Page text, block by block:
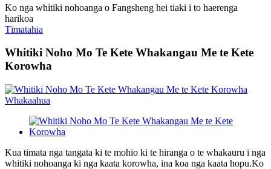
Ko nga whitiki nohoanga o Fangsheng hei tiaki i to haerenga
harikoa
Tīmatahia
Whitiki Noho Mo Te Kete Whakangau Me te Kete
Korowha
Kua timata nga tangata ki te mohio ki te hiranga o te whakauru i nga
whitiki nohoanga ki nga kaata korowha, ina koa nga kaata hopu.Ko